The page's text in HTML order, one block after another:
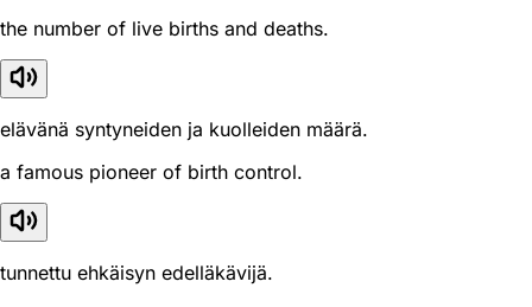
the number of live births and deaths.
elävänä syntyneiden ja kuolleiden määrä.
a famous pioneer of birth control.
tunnettu ehkäisyn edelläkävijä.